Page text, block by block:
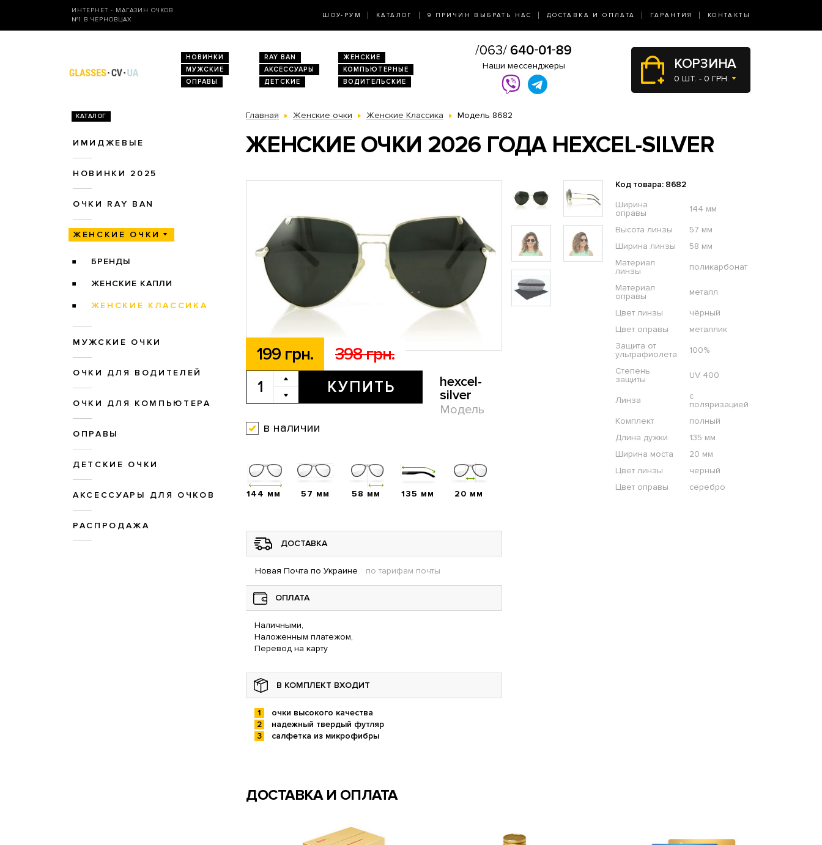
ИНТЕРНЕТ - МАГАЗИН ОЧКОВ
№1 В ЧЕРНОВЦАХ
ШОУ-РУМ КАТАЛОГ 9 ПРИЧИН ВЫБРАТЬ НАС ДОСТАВКА И ОПЛАТА ГАРАНТИЯ КОНТАКТЫ
НОВИНКИ RAY BAN
ЖЕНСКИЕ
МУЖСКИЕ
АКСЕССУАРЫ
КОМПЬЮТЕРНЫЕ
ОПРАВЫ
ДЕТСКИЕ ВОДИТЕЛЬСКИЕ
Наши мессенджеры КОРЗИНА
0 ШТ. - 0 ГРН.
КАТАЛОГ
ИМИДЖЕВЫЕ
НОВИНКИ 2025
ОЧКИ RAY BAN
ЖЕНСКИЕ ОЧКИ
БРЕНДЫ
ЖЕНСКИЕ КАПЛИ
ЖЕНСКИЕ КЛАССИКА
МУЖСКИЕ ОЧКИ
ОЧКИ ДЛЯ ВОДИТЕЛЕЙ
ОЧКИ ДЛЯ КОМПЬЮТЕРА
ОПРАВЫ
ДЕТСКИЕ ОЧКИ
АКСЕССУАРЫ ДЛЯ ОЧКОВ
РАСПРОДАЖА
Главная Женские очки Женские Классика Модель 8682
ЖЕНСКИЕ ОЧКИ 2026 ГОДА HEXCEL-SILVER
199 грн. 398 грн.
КУПИТЬ
hexcel-
silver
Модель
в наличии
Код товара: 8682
Ширина
оправы
144 мм
Высота линзы
57 мм
Ширина линзы
58 мм
Материал
линзы
поликарбонат
Материал
оправы
металл
Цвет линзы
чёрный
Цвет оправы
металлик
Защита от
ультрафиолета
100%
Степень
защиты
UV 400
Линза
с
поляризацией
Комплект
полный
Длина дужки
135 мм
Ширина моста
20 мм
Цвет линзы
черный
Цвет оправы
серебро
144 мм 57 мм 58 мм 135 мм 20 мм
ДОСТАВКА
Новая Почта по Украине по тарифам почты
ОПЛАТА
Наличными,
Наложенным платежом,
Перевод на карту
В КОМПЛЕКТ ВХОДИТ
очки высокого качества
надежный твердый футляр
салфетка из микрофибры
ДОСТАВКА И ОПЛАТА